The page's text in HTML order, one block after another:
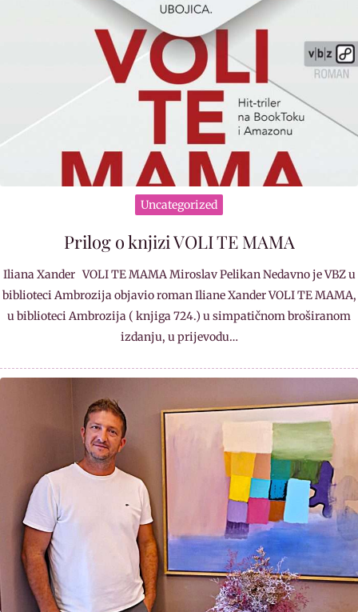
Uncategorized
Prilog o knjizi VOLI TE MAMA
Iliana Xander VOLI TE MAMA Miroslav Pelikan Nedavno je VBZ u
biblioteci Ambrozija objavio roman Iliane Xander VOLI TE MAMA,
u biblioteci Ambrozija ( knjiga 724.) u simpatičnom broširanom
izdanju, u prijevodu…